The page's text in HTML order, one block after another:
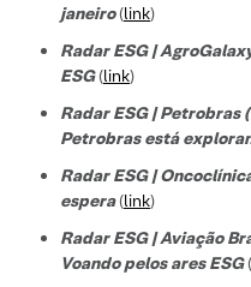
janeiro(link)
Radar ESG |
ESG(link)
Radar ESG | Petrobras
Petrobras está
Radar ESG |
espera(link)
Radar ESG | Aviação
Voando pelos ares ESG(